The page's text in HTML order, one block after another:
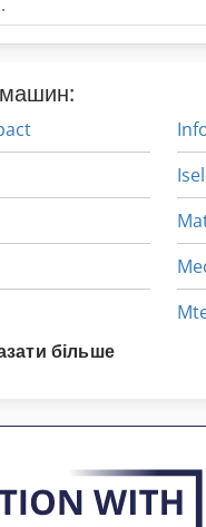
машин:
Ctx 200
Isel
більше